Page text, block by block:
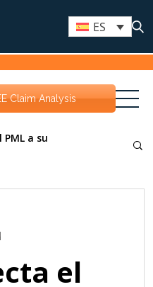
ES
Claim Analysis
a su
el